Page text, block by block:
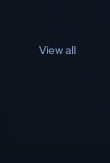
View all